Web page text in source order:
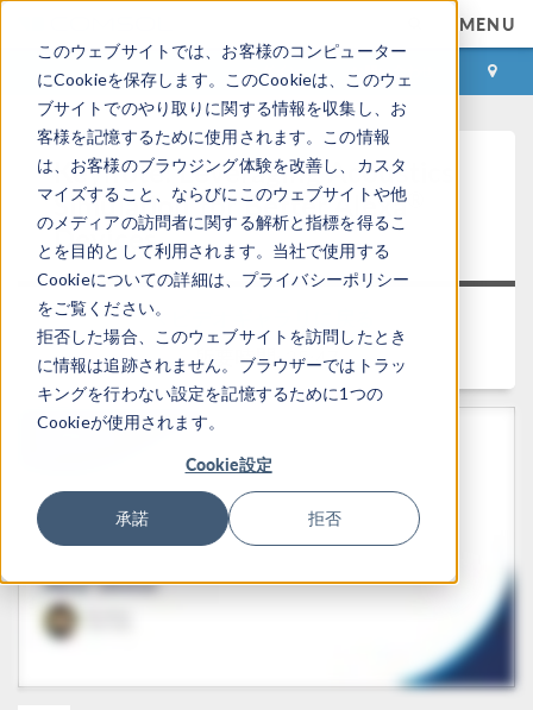
このウェブサイトでは、お客様のコンピューター
にCookieを保存します。このCookieは、このウェ
ブサイトでのやり取りに関する情報を収集し、お
客様を記憶するために使用されます。この情報
は、お客様のブラウジング体験を改善し、カスタ
マイズすること、ならびにこのウェブサイトや他
のメディアの訪問者に関する解析と指標を得るこ
とを目的として利用されます。当社で使用する
Cookieについての詳細は、プライバシーポリシー
をご覧ください。
拒否した場合、このウェブサイトを訪問したとき
に情報は追跡されません。ブラウザーではトラッ
キングを行わない設定を記憶するために1つの
Cookieが使用されます。
Cookie設定
承諾 拒否
MENU
ログイン お問い合わせ
Keynote: Leveraging Acoustics
Simulation for Better Alexa
Devices
所要時間: 25:47